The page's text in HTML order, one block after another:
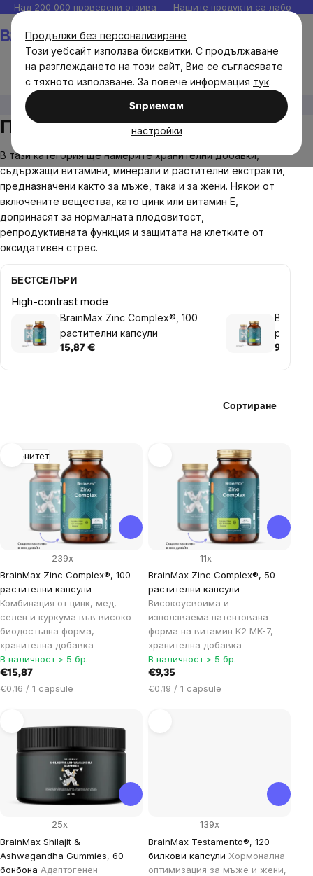
Продължи без персонализиране
Този уебсайт използва бисквитки. С продължаване
на разглеждането на този сайт, Вие се съгласявате
с тяхното използване. За повече информация тук.
Sпpиeмaм
настройки
Прескочи
към
съдържанието
Над 200 000 проверени отзива Нашите продукти са
Плодовитост и потентност
Плодовитост и потентност
В тази категория ще намерите хранителни добавки,
съдържащи витамини, минерали и растителни екстракти,
предназначени както за мъже, така и за жени. Някои от
включените вещества, като цинк или витамин Е,
допринасят за нормалната плодовитост,
репродуктивната функция и защитата на клетките от
оксидативен стрес.
БЕСТСЕЛЪРИ
High-contrast mode
BrainMax Zinc Complex®, 100
растителни капсули
15,87 € 9,35 €
Сортиране
List
products
Имунитет
BrainMax Zinc Complex®, 100
растителни капсули
Комбинация от цинк, мед,
селен и куркума във високо
биодостъпна форма,
хранителна добавка
239x
В наличност > 5 бр.
€15,87
Цена
€0,16 / 1 capsule
BrainMax Zinc Complex®, 50
растителни капсули
Високоусвоима и
използваема патентована
форма на витамин K2 MK-7,
хранителна добавка
11x
В наличност > 5 бр.
€9,35
Цена
€0,19 / 1 capsule
BrainMax Shilajit &
Ashwagandha Gummies, 60
бонбона Адаптогенен
25x
BrainMax Testamento®, 120
билкови капсули Хормонална
оптимизация за мъже и жени,
139x